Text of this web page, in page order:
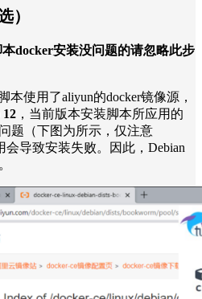
）
docker安装没问题的请忽略此步
本使用了aliyun的docker镜像源，
，当前版本安装脚本所应用的
题（下图为所示，仅注意
会导致安装失败。因此，Debian